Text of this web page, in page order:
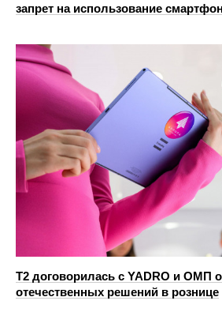
запрет на использование
T2 договорилась с YADRO и ОМП о
отечественных решений в рознице